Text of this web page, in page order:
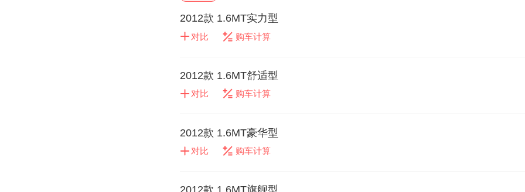
2012款 1.6MT实力型
对比 购车计算
2012款 1.6MT舒适型
对比 购车计算
2012款 1.6MT豪华型
对比 购车计算